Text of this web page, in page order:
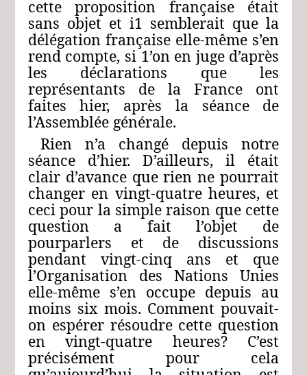
cette proposition française était
sans objet et i1 semblerait que la
délégation française elle-même s’en
rend compte, si 1’on en juge d’après
les déclarations que les
représentants de la France ont
faites hier, après la séance de
l’Assemblée générale.
Rien n’a changé depuis notre
séance d’hier. D’ailleurs, il était
clair d’avance que rien ne pourrait
changer en vingt-quatre heures, et
ceci pour la simple raison que cette
question a fait l’objet de
pourparlers et de discussions
pendant vingt-cinq ans et que
l’Organisation des Nations Unies
elle-même s’en occupe depuis au
moins six mois. Comment pouvait-
on espérer résoudre cette question
en vingt-quatre heures? C’est
précisément pour cela